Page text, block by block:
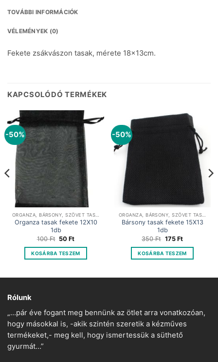
TOVÁBBI INFORMÁCIÓK
VÉLEMÉNYEK (0)
Fekete zsákvászon tasak, mérete 18x13cm.
KAPCSOLÓDÓ TERMÉKEK
-50%
Organza tasak fekete 12X10
1db
100Ft Original
price
was:
100 Ft.
50FtCurrent
is:
50 Ft.
KOSÁRBA TESZEM
-50%
Bársony tasak fekete 15X13
1db
350Ft Original
was:
350 Ft.
175 FtCurrent
is:
175 Ft.
KOSÁRBA TESZEM
Rólunk
„…pár éve fogant meg bennünk az ötlet arra vonatkozóan,
hogy másokkal is, -akik szintén szeretik a kézműves
termékeket,- meg kell, hogy ismertessük a süthető
gyurmát…”